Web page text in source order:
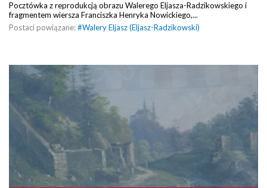
Pocztówka z reprodukcją obrazu Walerego Eljasza-Radzikowskiego i
fragmentem wiersza Franciszka Henryka Nowickiego,...
Postaci powiązane:#Walery Eljasz (Eljasz-Radzikowski)